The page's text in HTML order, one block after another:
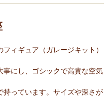
ィギュア（ガレージキット）
にし、ゴシックで高貴な空気
持っています。サイズや深さが